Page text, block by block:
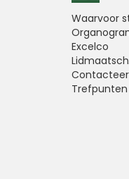
Waarvoor
Excelco
Trefpunten